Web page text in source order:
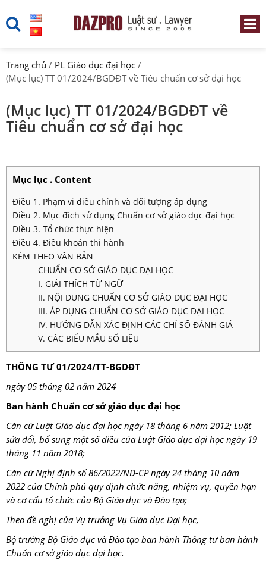
Trang chủ / PL Giáo dục đại học /
(Mục lục) TT 01/2024/BGDĐT về Tiêu chuẩn cơ sở đại học
(Mục lục) TT 01/2024/BGDĐT về
Tiêu chuẩn cơ sở đại học
Mục lục . Content
Điều 1. Phạm vi điều chỉnh và đối tượng áp dụng
Điều 2. Mục đích sử dụng Chuẩn cơ sở giáo dục đại học
Điều 3. Tổ chức thực hiện
Điều 4. Điều khoản thi hành
KÈM THEO VĂN BẢN
CHUẨN CƠ SỞ GIÁO DỤC ĐẠI HỌC
I. GIẢI THÍCH TỪ NGỮ
II. NỘI DUNG CHUẨN CƠ SỞ GIÁO DỤC ĐẠI HỌC
III. ÁP DỤNG CHUẨN CƠ SỞ GIÁO DỤC ĐẠI HỌC
IV. HƯỚNG DẪN XÁC ĐỊNH CÁC CHỈ SỐ ĐÁNH GIÁ
V. CÁC BIỂU MẪU SỐ LIỆU
THÔNG TƯ01/2024/TT-BGDĐT
ngày 05 tháng 02 năm 2024
Ban hành Chuẩn cơ sở giáo dục đại học
Căn cứ Luật Giáo dục đại học ngày 18 tháng 6 năm 2012; Luật
sửa đổi, bổ sung một số điều của Luật Giáo dục đại học ngày 19
tháng 11 năm 2018;
Căn cứ Nghị định số 86/2022/NĐ-CP ngày 24 tháng 10 năm
2022 của Chính phủ quy định chức năng, nhiệm vụ, quyền hạn
và cơ cấu tổ chức của Bộ Giáo dục và Đào tạo;
Theo đề nghị của Vụ trưởng Vụ Giáo dục Đại học,
Bộ trưởng Bộ Giáo dục và Đào tạo ban hành Thông tư ban hành
Chuẩn cơ sở giáo dục đại học.